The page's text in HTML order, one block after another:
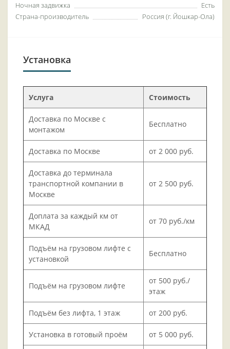
Ночная задвижка
Есть
Страна-производитель
Россия (г. Йошкар-Ола)
Установка
Услуга Стоимость
Доставка по Москве с
монтажом
Бесплатно
Доставка по Москве от 2 000 руб.
Доставка до терминала
транспортной компании в
Москве
от 2 500 руб.
Доплата за каждый км от
МКАД
от 70 руб./км
Подъём на грузовом лифте с
установкой
Бесплатно
Подъём на грузовом лифте
от 500 руб./
этаж
Подъём без лифта, 1 этаж от 200 руб.
Установка в готовый проём от 5 000 руб.